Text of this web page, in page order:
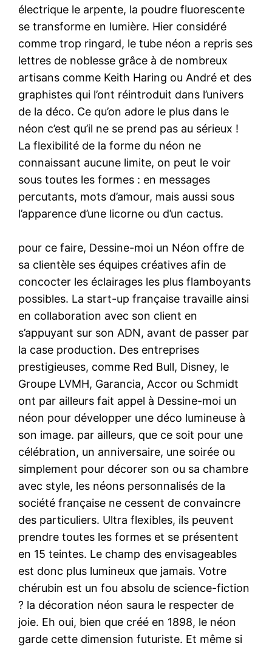
électrique le arpente, la poudre fluorescente
se transforme en lumière. Hier considéré
comme trop ringard, le tube néon a repris ses
lettres de noblesse grâce à de nombreux
artisans comme Keith Haring ou André et des
graphistes qui l’ont réintroduit dans l’univers
de la déco. Ce qu’on adore le plus dans le
néon c’est qu’il ne se prend pas au sérieux !
La flexibilité de la forme du néon ne
connaissant aucune limite, on peut le voir
sous toutes les formes : en messages
percutants, mots d’amour, mais aussi sous
l’apparence d’une licorne ou d’un cactus.
pour ce faire, Dessine-moi un Néon offre de
sa clientèle ses équipes créatives afin de
concocter les éclairages les plus flamboyants
possibles. La start-up française travaille ainsi
en collaboration avec son client en
s’appuyant sur son ADN, avant de passer par
la case production. Des entreprises
prestigieuses, comme Red Bull, Disney, le
Groupe LVMH, Garancia, Accor ou Schmidt
ont par ailleurs fait appel à Dessine-moi un
néon pour développer une déco lumineuse à
son image. par ailleurs, que ce soit pour une
célébration, un anniversaire, une soirée ou
simplement pour décorer son ou sa chambre
avec style, les néons personnalisés de la
société française ne cessent de convaincre
des particuliers. Ultra flexibles, ils peuvent
prendre toutes les formes et se présentent
en 15 teintes. Le champ des envisageables
est donc plus lumineux que jamais. Votre
chérubin est un fou absolu de science-fiction
? la décoration néon saura le respecter de
joie. Eh oui, bien que créé en 1898, le néon
garde cette dimension futuriste. Et même si